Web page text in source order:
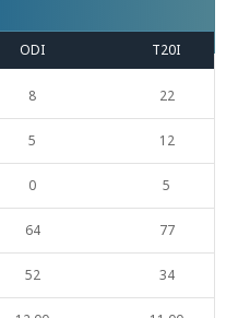
ODI T20I
8 22
5 12
0 5
64 77
52 34